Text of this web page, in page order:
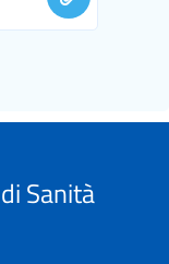
Sanità